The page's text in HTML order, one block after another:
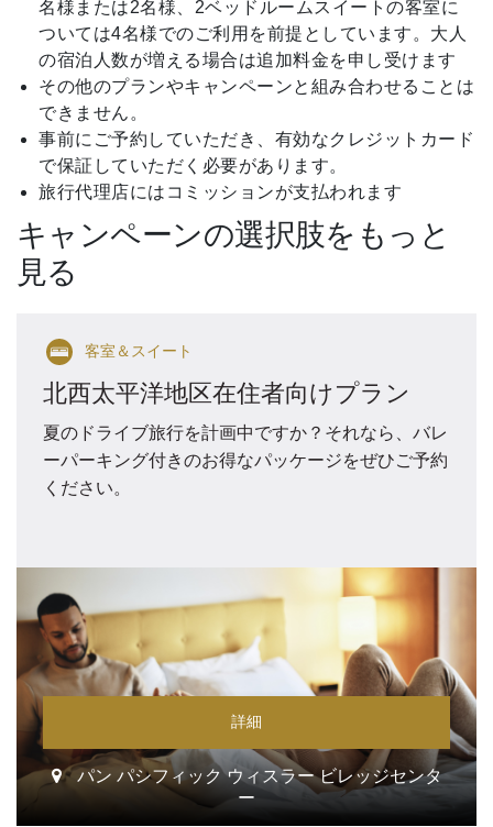
名様または2名様、2ベッドルームスイートの客室に
ついては4名様でのご利用を前提としています。大人
の宿泊人数が増える場合は追加料金を申し受けます
その他のプランやキャンペーンと組み合わせることは
できません。
事前にご予約していただき、有効なクレジットカード
で保証していただく必要があります。
旅行代理店にはコミッションが支払われます
キャンペーンの選択肢をもっと
見る
客室＆スイート
北西太平洋地区在住者向けプラン
夏のドライブ旅行を計画中ですか？それなら、バレ
ーパーキング付きのお得なパッケージをぜひご予約
ください。
詳細
パン パシフィック ウィスラー ビレッジセンタ
ー